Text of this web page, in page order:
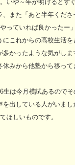
や～年が明けるとす
、また「あと半年くだ
っていれば良かった
これからの高校生活を
かったような気がし
みから他塾から移っ
は今月模試あるのでそ
出している人がいま
ほしいものです。